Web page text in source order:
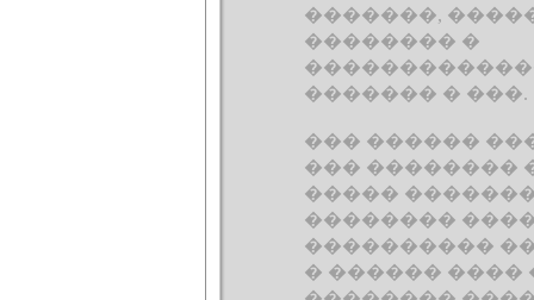
�������,
�������� �
������� � ���.
��� ������
��� ��������
�����
��������
����������
� ������ ����